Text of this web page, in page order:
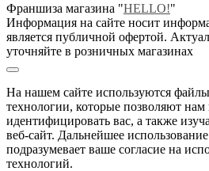
Франшиза магазина "HELLO!"
Информация на сайте носит
является публичной офертой.
уточняйте в розничных магазинах
На нашем сайте используются
технологии, которые позволяют
идентифицировать вас, а также
веб-сайт. Дальнейшее использование
подразумевает ваше согласие на
технологий.